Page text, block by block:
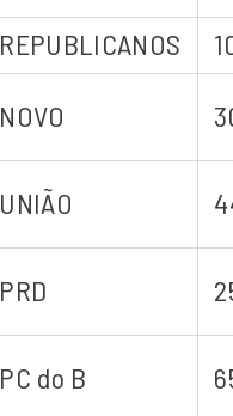
REPUBLICANOS
NOVO
UNIÃO
PRD
PC do B